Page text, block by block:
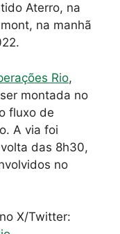
Aterro, na
na manhã
Rio,
montada no
fluxo de
A via foi
das 8h30,
no
X/Twitter: